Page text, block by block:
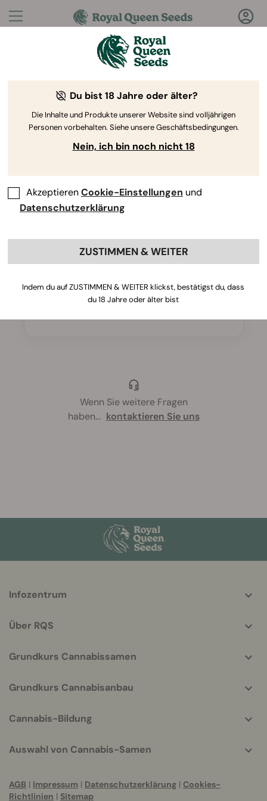
Fragen?Antworten!
Willkommen im Royal Queen Seeds Help Center
Help Center > Produkte und
Anbau > Anbau >
Brauche ich ein pH- und EC-
Messgerät?
Ja, wenn du Flüssigdünger verwendest;
das hilft, Überdüngung zu vermeiden.
Wenn Sie weitere Fragen
haben... kontaktieren Sie uns
helpful
Infozentrum
Über RQS
Grundkurs Cannabissamen
Grundkurs Cannabisanbau
Cannabis-Bildung
Auswahl von Cannabis-Samen
AGB | Impressum | Datenschutzerklärung | Cookies-
Richtlinien | Sitemap
Du bist 18 Jahre oder älter?
Die Inhalte und Produkte unserer Website sind volljährigen
Personen vorbehalten. Siehe unsere Geschäftsbedingungen.
Nein, ich bin noch nicht 18
AkzeptierenCookie-Einstellungen und
Datenschutzerklärung
ZUSTIMMEN & WEITER
Indem du auf ZUSTIMMEN & WEITER klickst, bestätigst du, dass
du 18 Jahre oder älter bist